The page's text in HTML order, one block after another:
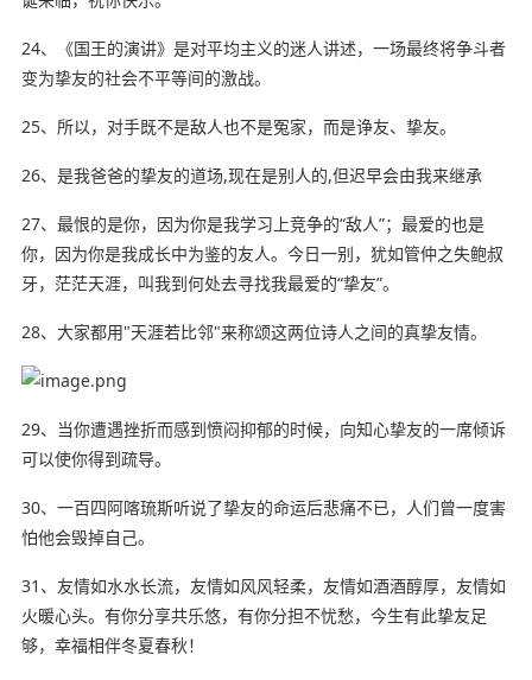
24、《国王的演讲》是对平均主义的迷人讲述，一场最终将争斗者
变为挚友的社会不平等间的激战。
25、所以，对手既不是敌人也不是冤家，而是诤友、挚友。
26、是我爸爸的挚友的道场,现在是别人的,但迟早会由我来继承
27、最恨的是你，因为你是我学习上竞争的“敌人”；最爱的也是
你，因为你是我成长中为鉴的友人。今日一别， 犹如管仲之失鲍叔
牙，茫茫天涯，叫我到何处去寻找我最爱的“挚友”。
28、大家都用"天涯若比邻"来称颂这两位诗人之间的真挚友情。
29、当你遭遇挫折而感到愤闷抑郁的时候，向知心挚友的一席倾诉
可以使你得到疏导。
30、一百四阿喀琉斯听说了挚友的命运后悲痛不已，人们曾一度害
怕他会毁掉自己。
31、友情如水水长流，友情如风风轻柔，友情如酒酒醇厚，友情如
火暖心头。有你分享共乐悠，有你分担不忧愁，今生有此挚友足
够，幸福相伴冬夏春秋！